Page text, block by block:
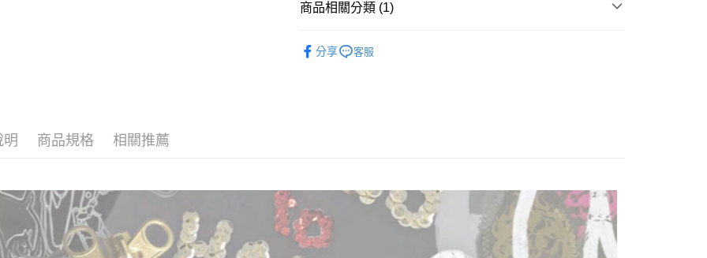
每筆NT$120，滿NT$1,000(含以上)免運費
離島宅配
每筆NT$120，滿NT$1,000(含以上)免運費
商品相關分類 (1)
分享
客服
明 商品規格 相關推薦